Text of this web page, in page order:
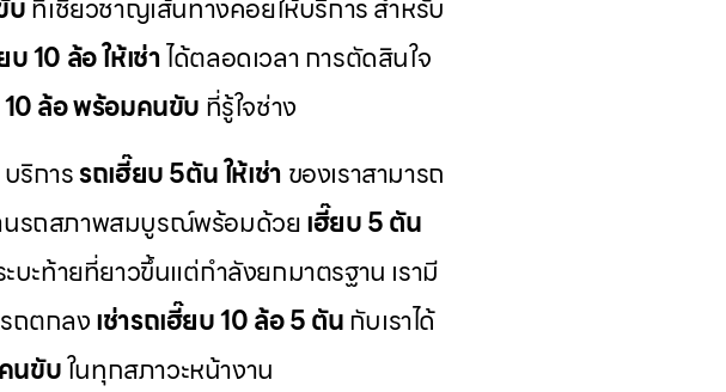
บที่เชี่ยวชาญเส้นทางคอยให้บริการ สำหรับ
บ 10 ล้อ ให้เช่าได้ตลอดเวลา การตัดสินใจ
10 ล้อ พร้อมคนขับที่รู้ใจช่าง
ริการรถเฮี๊ยบ 5ตัน ให้เช่า ของเราสามารถ
านรถสภาพสมบูรณ์พร้อมด้วยเฮี๊ยบ 5 ตัน
ะท้ายที่ยาวขึ้นแต่กำลังยกมาตรฐาน เรามี
ถตกลงเช่ารถเฮี๊ยบ 10 ล้อ 5 ตันกับเราได้
นขับในทุกสภาวะหน้างาน